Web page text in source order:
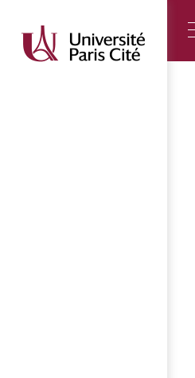
contenido
principal